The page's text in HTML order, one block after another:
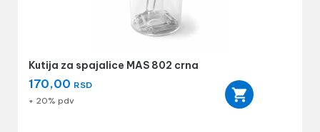
Kutija za spajalice MAS 802 crna
170,00 RSD
+ 20% pdv